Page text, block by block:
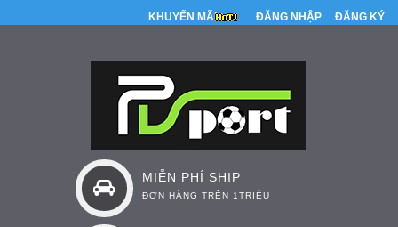
KHUYẾN MÃI ĐĂNG NHẬP ĐĂNG KÝ
MIỄN PHÍ SHIP
ĐƠN HÀNG TRÊN 1TRIỆU